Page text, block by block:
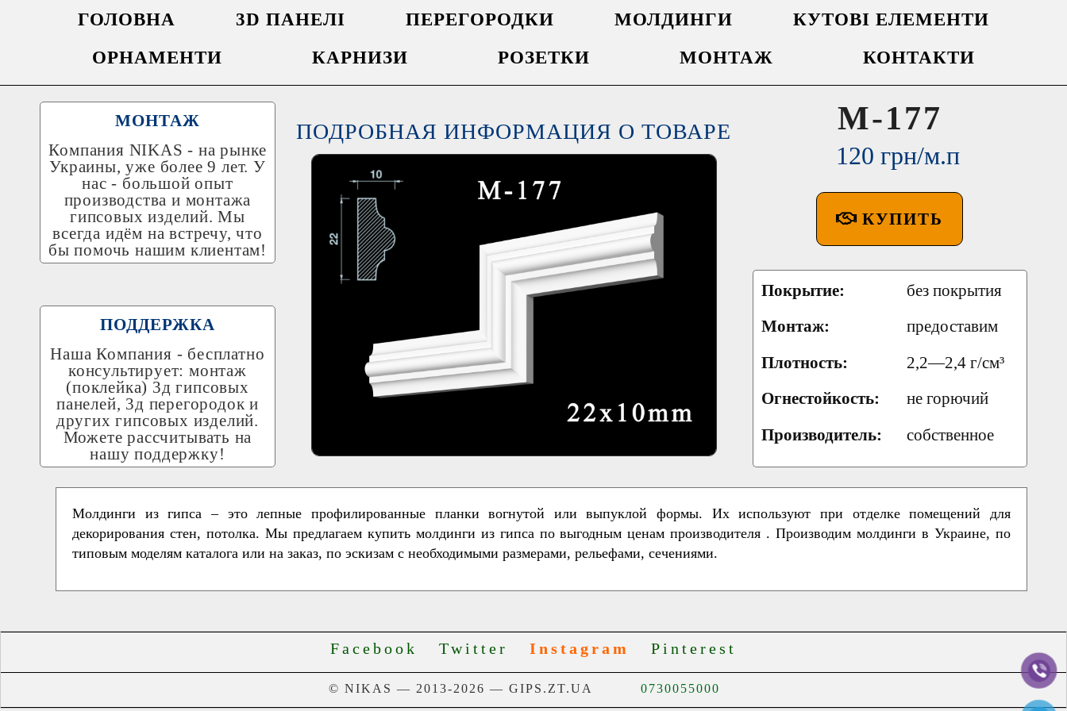
ГОЛОВНА 3D ПАНЕЛІ ПЕРЕГОРОДКИ МОЛДИНГИ
КУТОВІ ЕЛЕМЕНТИ
ОРНАМЕНТИ
КАРНИЗИ РОЗЕТКИ МОНТАЖ КОНТАКТИ
МОНТАЖ
Компания NIKAS - на рынке
Украины, уже более 9 лет. У
нас - большой опыт
производства и монтажа
гипсовых изделий. Мы
всегда идём на встречу, что
бы помочь нашим клиентам!
ПОДДЕРЖКА
Наша Компания - бесплатно
консультирует: монтаж
(поклейка) 3д гипсовых
панелей, 3д перегородок и
других гипсовых изделий.
Можете рассчитывать на
нашу поддержку!
ПОДРОБНАЯ ИНФОРМАЦИЯ О ТОВАРЕ M-177
120 грн/м.п
КУПИТЬ
Покрытие:
Монтаж:
Плотность:
Огнестойкость:
Производитель:
без покрытия
предоставим
2,2—2,4 г/см³
не горючий
собственное
Молдинги из гипса – это лепные профилированные планки вогнутой или выпуклой формы. Их используют при отделке помещений для
декорирования стен, потолка. Мы предлагаем купить молдинги из гипса по выгодным ценам производителя . Производим молдинги в Украине, по
типовым моделям каталога или на заказ, по эскизам с необходимыми размерами, рельефами, сечениями.
Facebook Twitter Instagram Pinterest
© NIKAS — 2013-2026 — GIPS.ZT.UA 0730055000